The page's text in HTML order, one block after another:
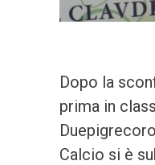
Dopo la
prima in
Calcio si è